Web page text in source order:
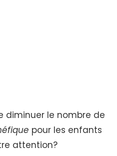
diminuer le nombre de
pour les enfants
attention?